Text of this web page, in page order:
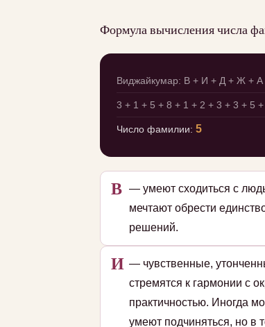
Формула вычисления числа
Виджайкумар: В + И + Д + Ж +
3 + 1 + 5 + 8 + 1 + 2 + 3 + 3 + 5
Число фамилии: 5
В — умеют сходиться с
мечтают обрести
решений.
И — чувственные,
стремятся к гармонии с
практичностью. Иногда
умеют подчиняться, но в